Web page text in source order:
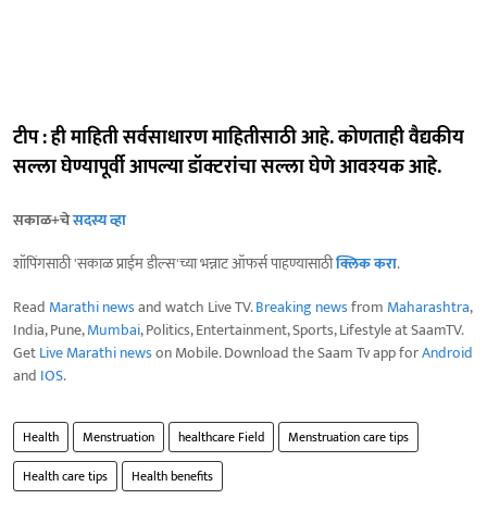
टीप : ही माहिती सर्वसाधारण माहितीसाठी आहे. कोणताही वैद्यकीय
सल्ला घेण्यापूर्वी आपल्या डॉक्टरांचा सल्ला घेणे आवश्यक आहे.
सकाळ+चेसदस्य व्हा
शॉपिंगसाठी 'सकाळ प्राईम डील्स'च्या भन्नाट ऑफर्स पाहण्यासाठीक्लिक करा.
Read Marathi newsand watch Live TV.Breaking newsfrom Maharashtra,
India, Pune,Mumbai, Politics, Entertainment, Sports, Lifestyle at SaamTV.
GetLive Marathi newson Mobile. Download the Saam Tv app forAndroid
and IOS.
Health Menstruation healthcare Field
Menstruation care tips
Health care tips
Health benefits